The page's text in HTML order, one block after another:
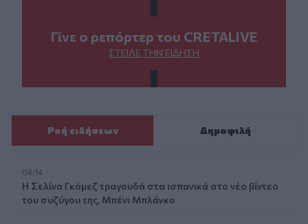
Γίνε ο ρεπόρτερ του CRETALIVE
ΣΤΕΊΛΕ ΤΗΝ ΕΊΔΗΣΗ
Ροή ειδήσεων Δημοφιλή
04:14
Η Σελίνα Γκόμεζ τραγουδά στα ισπανικά στο νέο βίντεο
του συζύγου της, Μπένι Μπλάνκο